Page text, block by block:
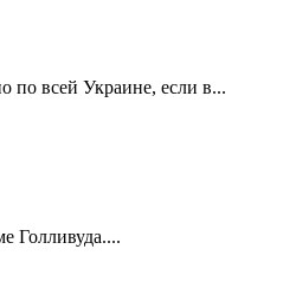
по всей Украине, если в...
Голливуда....